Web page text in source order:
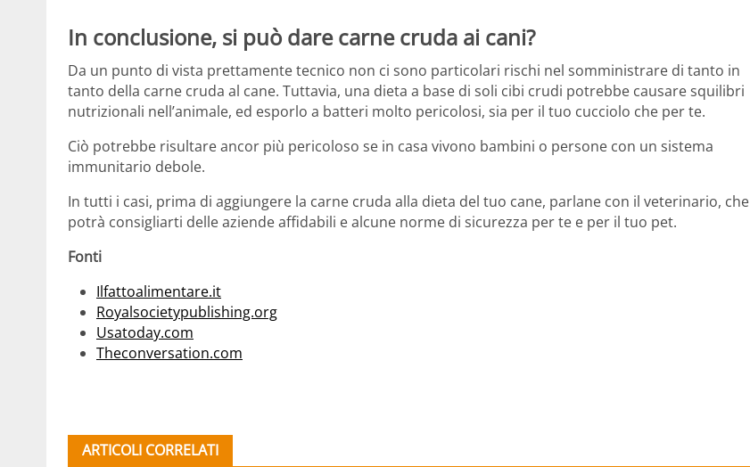
In conclusione, si può dare carne cruda ai cani?
Da un punto di vista prettamente tecnico non ci sono particolari rischi nel somministrare di tanto in
tanto della carne cruda al cane. Tuttavia, una dieta a base di soli cibi crudi potrebbe causare squilibri
nutrizionali nell’animale, ed esporlo a batteri molto pericolosi, sia per il tuo cucciolo che per te.
Ciò potrebbe risultare ancor più pericoloso se in casa vivono bambini o persone con un sistema
immunitario debole.
In tutti i casi, prima di aggiungere la carne cruda alla dieta del tuo cane, parlane con il veterinario, che
potrà consigliarti delle aziende affidabili e alcune norme di sicurezza per te e per il tuo pet.
Fonti
Ilfattoalimentare.it
Royalsocietypublishing.org
Usatoday.com
Theconversation.com
ARTICOLI CORRELATI